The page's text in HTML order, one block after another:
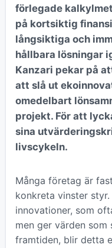
förlegade
på kortsiktig
långsiktiga och
hållbara lösningar
Kanzari pekar på
att slå ut
omedelbart
projekt. För att
sina
livscykeln.
Många företag är
konkreta vinster
innovationer, som
men ger värden
framtiden, blir detta